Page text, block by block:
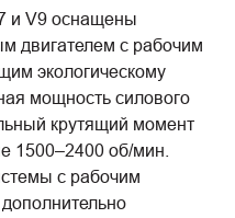
и V9 оснащены
двигателем с рабочим
экологическому
мощность силового
крутящий момент
1500–2400 об/мин.
с рабочим